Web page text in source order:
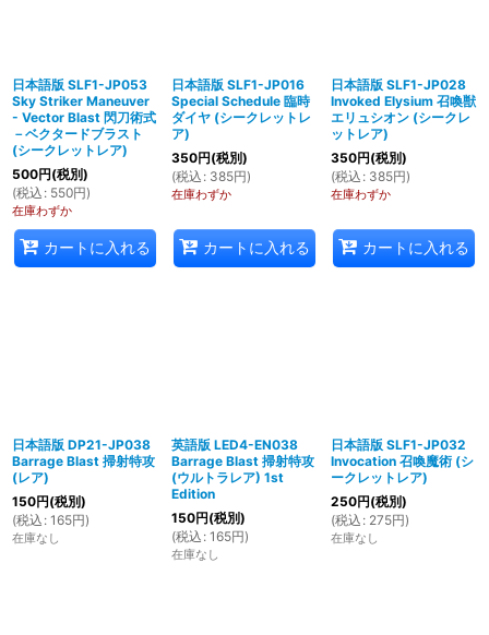
日本語版 SLF1-JP053
Sky Striker Maneuver
- Vector Blast 閃刀術式
－ベクタードブラスト
(シークレットレア)
500円(税別)
(税込 : 550円)
在庫わずか
カートに入れる
日本語版 SLF1-JP016
Special Schedule 臨時
ダイヤ (シークレットレ
ア)
350円(税別)
(税込 : 385円)
在庫わずか
カートに入れる
日本語版 SLF1-JP028
Invoked Elysium 召喚獣
エリュシオン (シークレ
ットレア)
350円(税別)
(税込 : 385円)
在庫わずか
カートに入れる
日本語版 DP21-JP038
Barrage Blast 掃射特攻
(レア)
150円(税別)
(税込 : 165円)
在庫なし
英語版 LED4-EN038
Barrage Blast 掃射特攻
(ウルトラレア) 1st
Edition
150円(税別)
(税込 : 165円)
在庫なし
日本語版 SLF1-JP032
Invocation 召喚魔術 (シ
ークレットレア)
250円(税別)
(税込 : 275円)
在庫なし